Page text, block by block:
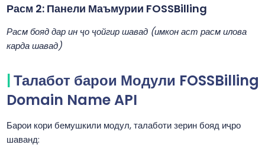
Расм 2: Панели Маъмурии FOSSBilling
Расм бояд дар ин ҷо ҷойгир шавад (имкон аст расм илова
карда шавад)
Талабот барои Модули FOSSBilling
Domain Name API
Барои кори бемушкили модул, талаботи зерин бояд иҷро
шаванд: